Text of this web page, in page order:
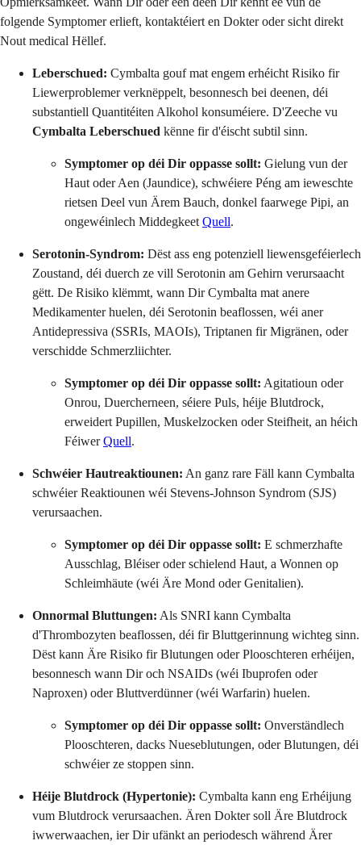
folgende Symptomer erlieft, kontaktéiert en Dokter oder sicht direkt
Nout medical Hëllef.
Leberschued: Cymbalta gouf mat engem erhéicht Risiko fir
Liewerproblemer verknëppelt, besonnesch bei deenen, déi
substantiell Quantitéiten Alkohol konsuméiere. D'Zeeche vu
Cymbalta Leberschued kënne fir d'éischt subtil sinn.
Symptomer op déi Dir oppasse sollt: Gielung vun der
Haut oder Aen (Jaundice), schwéiere Péng am ieweschte
rietsen Deel vun Ärem Bauch, donkel faarwege Pipi, an
ongewéinlech Middegkeet Quell.
Serotonin-Syndrom: Dëst ass eng potenziell liewensgeféierlech
Zoustand, déi duerch ze vill Serotonin am Gehirn verursaacht
gëtt. De Risiko klëmmt, wann Dir Cymbalta mat anere
Medikamenter huelen, déi Serotonin beaflossen, wéi aner
Antidepressiva (SSRIs, MAOIs), Triptanen fir Migränen, oder
verschidde Schmerzliichter.
Symptomer op déi Dir oppasse sollt: Agitatioun oder
Onrou, Duercherneen, séiere Puls, héije Blutdrock,
erweidert Pupillen, Muskelzocken oder Steifheit, an héich
FéiwerQuell.
Schwéier Hautreaktiounen: An ganz rare Fäll kann Cymbalta
schwéier Reaktiounen wéi Stevens-Johnson Syndrom (SJS)
verursaachen.
Symptomer op déi Dir oppasse sollt: E schmerzhafte
Ausschlag, Bléiser oder schielend Haut, a Wonnen op
Schleimhäute (wéi Äre Mond oder Genitalien).
Onnormal Bluttungen: Als SNRI kann Cymbalta
d'Thrombozyten beaflossen, déi fir Bluttgerinnung wichteg sinn.
Dëst kann Äre Risiko fir Blutungen oder Plooschteren erhéijen,
besonnesch wann Dir och NSAIDs (wéi Ibuprofen oder
Naproxen) oder Bluttverdünner (wéi Warfarin) huelen.
Symptomer op déi Dir oppasse sollt: Onverständlech
Plooschteren, dacks Nueseblutungen, oder Blutungen, déi
schwéier ze stoppen sinn.
Héije Blutdrock (Hypertonie): Cymbalta kann eng Erhéijung
vum Blutdrock verursaachen. Ären Dokter soll Äre Blutdrock
iwwerwaachen, ier Dir ufänkt an periodesch während Ärer